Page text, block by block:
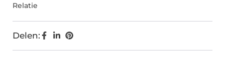
Relatie
Delen: